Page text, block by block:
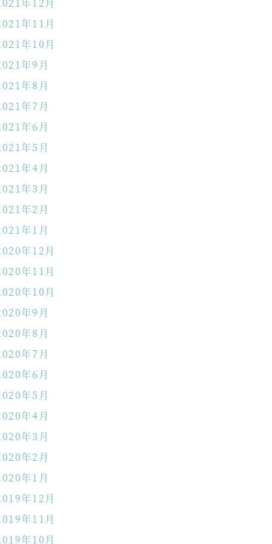
年11月
年10月
年9月
年8月
年7月
年6月
年5月
年4月
年3月
年2月
年1月
年12月
年11月
年10月
年9月
年8月
年7月
年6月
年5月
年4月
年3月
年2月
年1月
年12月
年11月
年10月